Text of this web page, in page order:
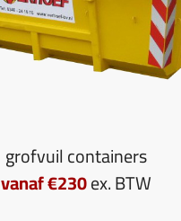
grofvuil containers
vanaf €230ex. BTW